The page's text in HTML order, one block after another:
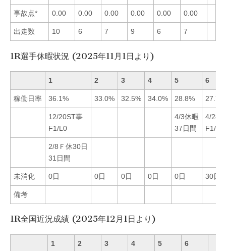
事故点* 0.00 0.00 0.00 0.00 0.00 0.00
出走数 10 6 7 9 6 7
1R選手休暇状況 (2025年11月1日より)
1 2 3 4 5 6
稼働日率 36.1% 33.0% 32.5% 34.0% 28.8% 27.7%
12/20ST事
F1/L0
4/3休暇
37日間
4/
F1/L0
2/8Ｆ休30日
31日間
未消化 0日 0日 0日 0日 0日 30日
備考
1R全国近況成績 (2025年12月1日より)
1 2 3 4 5 6